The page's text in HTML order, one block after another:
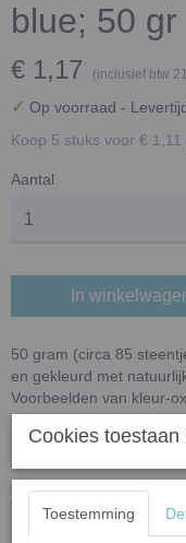
blue; 50 gr
€ 1,17 (inclusief btw
✓ Op voorraad -
Koop 5 stuks voor €
Aantal
In
50 gram (circa 85
en gekleurd met
Voorbeelden van kleur-
patina (geoxideerd
reflecteert het licht voor
Afmeting: 10 x 10 x 10
De mini colorful triangle
Cookies toestaan
Toestemming